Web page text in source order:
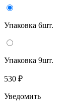
Упаковка 6шт.
Упаковка 9шт.
530 ₽
Уведомить